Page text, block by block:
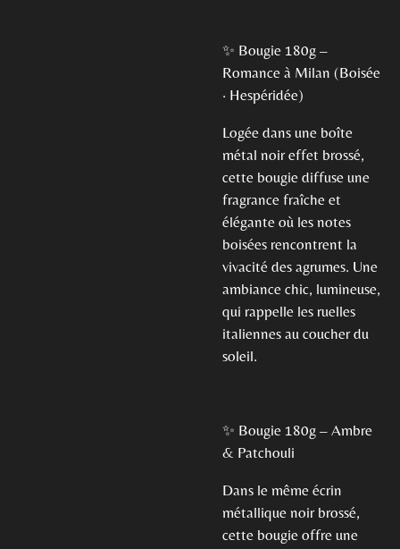
✨ Bougie 180g –
Romance à Milan (Boisée
· Hespéridée)
Logée dans une boîte
métal noir effet brossé,
cette bougie diffuse une
fragrance fraîche et
élégante où les notes
boisées rencontrent la
vivacité des agrumes. Une
ambiance chic, lumineuse,
qui rappelle les ruelles
italiennes au coucher du
soleil.
✨ Bougie 180g – Ambre
& Patchouli
Dans le même écrin
métallique noir brossé,
cette bougie offre une